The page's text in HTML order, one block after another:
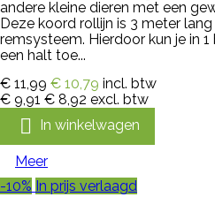
andere kleine dieren met een
Deze koord rollijn is 3 meter
remsysteem. Hierdoor kun je in
een halt toe...
€ 11,99 € 10,79 incl. btw
€ 9,91 € 8,92 excl. btw
 In winkelwagen
Meer
-10% In prijs verlaagd